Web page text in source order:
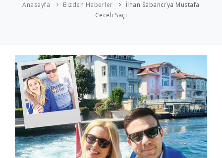
YENİ
YENİ
YENİ
YENİ
HİZMETLERİMİZ
YENİ
YENİ
GALERİ
İLETİŞİM
Anasayfa Bizden Haberler
İlhan Sabancı’ya Mustafa
Ceceli Saçı